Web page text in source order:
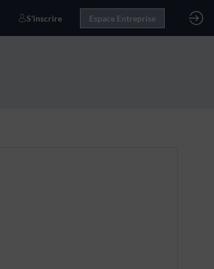
S'inscrire Espace Entreprise